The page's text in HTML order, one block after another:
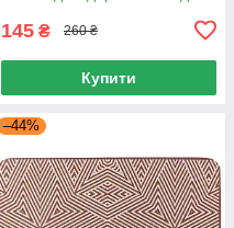
145 ₴ 260 ₴
Купити
–44%